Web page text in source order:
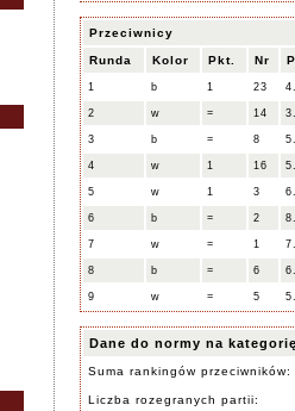
Przeciwnicy
Runda Kolor Pkt. Nr
1 b 1 23
2 w = 14
3 b = 8
4 w 1 16
5 w 1 3
6 b = 2
7 w = 1
8 b = 6
9 w = 5
Dane do normy na
Suma rankingów przeciwników:
Liczba rozegranych partii: